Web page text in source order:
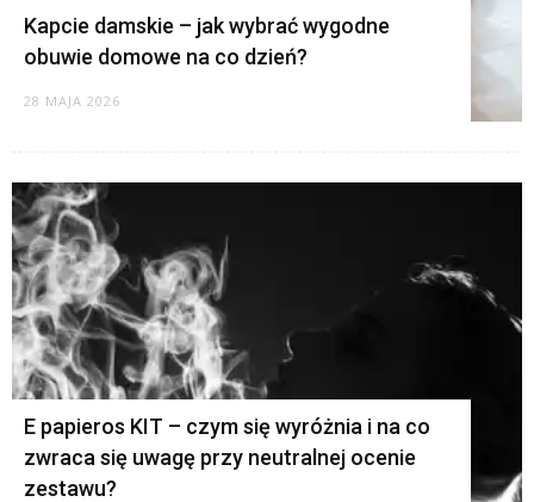
Kapcie damskie – jak wybrać wygodne
obuwie domowe na co dzień?
28 MAJA 2026
E papieros KIT – czym się wyróżnia i na co
zwraca się uwagę przy neutralnej ocenie
zestawu?